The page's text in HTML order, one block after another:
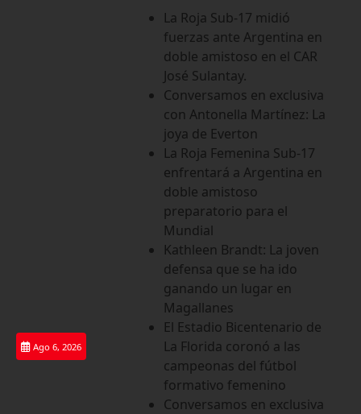
Ago 6, 2026
La Roja Sub-17 midió
fuerzas ante Argentina en
doble amistoso en el CAR
José Sulantay.
Conversamos en exclusiva
con Antonella Martínez: La
joya de Everton
La Roja Femenina Sub-17
enfrentará a Argentina en
doble amistoso
preparatorio para el
Mundial
Kathleen Brandt: La joven
defensa que se ha ido
ganando un lugar en
Magallanes
El Estadio Bicentenario de
La Florida coronó a las
campeonas del fútbol
formativo femenino
Conversamos en exclusiva